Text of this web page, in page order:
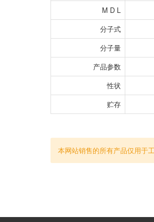
M D L
分子式
分子量
产品参数
性状
贮存
本网站销售的所有产品仅用于